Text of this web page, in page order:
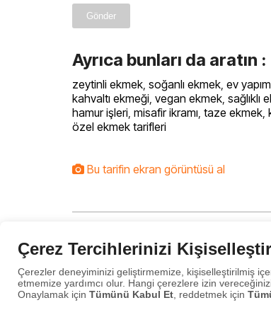
Gönder
Ayrıca bunları da aratın :
zeytinli ekmek, soğanlı ekmek, ev
kahvaltı ekmeği, vegan ekmek, sağlıklı
hamur işleri, misafir ikramı, taze ekmek,
özel ekmek tarifleri
Bu tarifin ekran görüntüsü al
Domatesli Mini
Çerez Tercihlerinizi
Çerezler deneyiminizi geliştirmemize, kişiselleştirilmiş
etmemize yardımcı olur. Hangi çerezlere izin
Onaylamak için Tümünü Kabul Et , reddetmek için